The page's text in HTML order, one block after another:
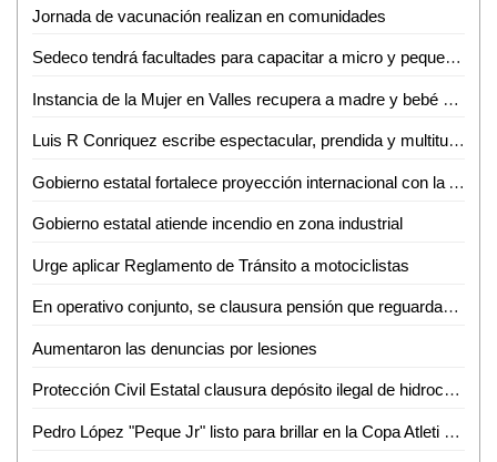
Jornada de vacunación realizan en comunidades
Sedeco tendrá facultades para capacitar a micro y pequeños empresarios en la detección de moneda falsa
Instancia de la Mujer en Valles recupera a madre y bebé sustraídos fuera del estado
Luis R Conriquez escribe espectacular, prendida y multitudinaria noche en la Fenae
Gobierno estatal fortalece proyección internacional con la Arena Potosí
Gobierno estatal atiende incendio en zona industrial
Urge aplicar Reglamento de Tránsito a motociclistas
En operativo conjunto, se clausura pensión que reguardaba autotanques con hidrocarburos sin los permisos correspondientes
Aumentaron las denuncias por lesiones
Protección Civil Estatal clausura depósito ilegal de hidrocarburos
Pedro López "Peque Jr" listo para brillar en la Copa Atleti 2026